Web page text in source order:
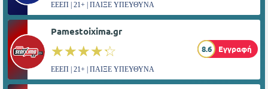
ΕΕΕΠ | 21+ | ΠΑΙΞΕ ΥΠΕΥΘΥΝΑ
Pamestoixima.gr
☆☆☆☆☆
★★★★★ 8.6 Εγγραφή
ΕΕΕΠ | 21+ | ΠΑΙΞΕ ΥΠΕΥΘΥΝΑ